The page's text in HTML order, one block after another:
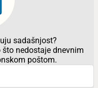
sadašnjost?
nedostaje dnevnim
poštom.